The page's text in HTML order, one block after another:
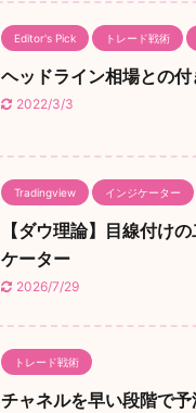
Editor's Pick トレード戦術
ヘッドライン相場との
2022/3/3
Tradingview インジケーター
【ダウ理論】目線付け
ケーター
2026/7/29
トレード戦術
チャネルを早い段階で